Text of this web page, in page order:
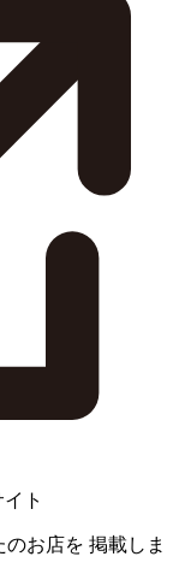
ト
のお店を 掲載しま